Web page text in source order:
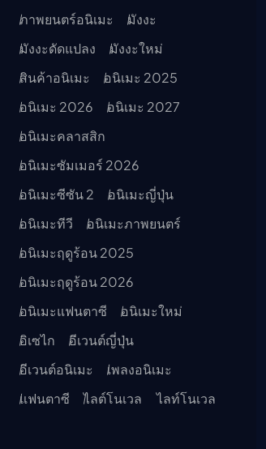
ภาพยนตร์อนิเมะ
มังงะ
มังงะดัดแปลง
มังงะใหม่
สินค้าอนิเมะ
อนิเมะ 2025
อนิเมะ 2026
อนิเมะ 2027
อนิเมะคลาสสิก
อนิเมะซัมเมอร์ 2026
อนิเมะซีซัน 2
อนิเมะญี่ปุ่น
อนิเมะทีวี
อนิเมะภาพยนตร์
อนิเมะฤดูร้อน 2025
อนิเมะฤดูร้อน 2026
อนิเมะแฟนตาซี
อนิเมะใหม่
อิเซไก
อีเวนต์ญี่ปุ่น
อีเวนต์อนิเมะ
เพลงอนิเมะ
แฟนตาซี
ไลต์โนเวล ไลท์โนเวล